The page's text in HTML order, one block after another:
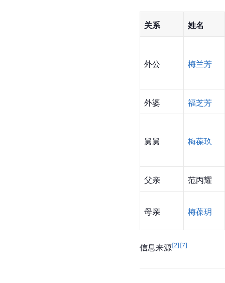
关系 姓名
外公 梅兰芳
外婆 福芝芳
舅舅 梅葆玖
父亲 范丙耀
母亲 梅葆玥
信息来源[2] [7]